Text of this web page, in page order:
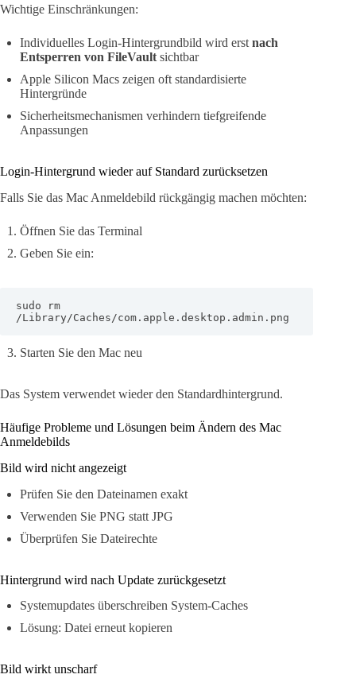
Wichtige Einschränkungen:
Individuelles Login-Hintergrundbild wird erst nach
Entsperren von FileVault sichtbar
Apple Silicon Macs zeigen oft standardisierte
Hintergründe
Sicherheitsmechanismen verhindern tiefgreifende
Anpassungen
Login-Hintergrund wieder auf Standard zurücksetzen
Falls Sie das Mac Anmeldebild rückgängig machen möchten:
Öffnen Sie das Terminal
Geben Sie ein:
sudo rm
/Library/Caches/com.apple.desktop.admin.png
Starten Sie den Mac neu
Das System verwendet wieder den Standardhintergrund.
Häufige Probleme und Lösungen beim Ändern des Mac
Anmeldebilds
Bild wird nicht angezeigt
Prüfen Sie den Dateinamen exakt
Verwenden Sie PNG statt JPG
Überprüfen Sie Dateirechte
Hintergrund wird nach Update zurückgesetzt
Systemupdates überschreiben System-Caches
Lösung: Datei erneut kopieren
Bild wirkt unscharf